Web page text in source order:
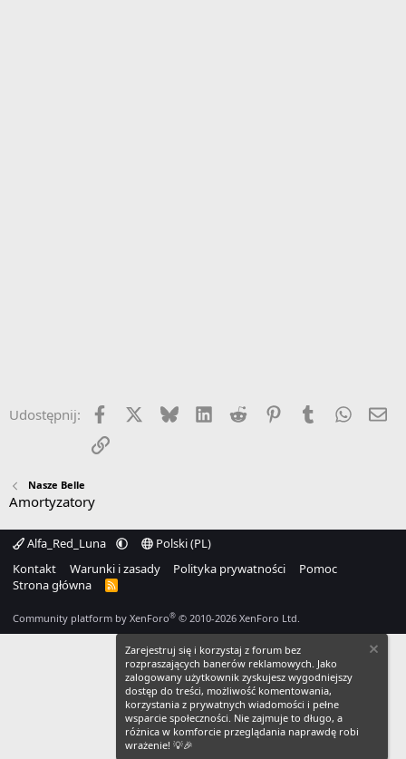
Udostępnij: Facebook Bluesky LinkedInReddit PinterestTumblr
Link
Nasze Belle
Amortyzatory
Alfa_Red_Luna
Polski (PL)
Kontakt
Warunki i zasady Polityka prywatności
Pomoc
Strona główna
R
Community platform by XenForo® © 2010-2026 XenForo Ltd.
Zarejestruj się i korzystaj z forum bez
rozpraszających banerów reklamowych. Jako
zalogowany użytkownik zyskujesz wygodniejszy
dostęp do treści, możliwość komentowania,
korzystania z prywatnych wiadomości i pełne
wsparcie społeczności. Nie zajmuje to długo, a
różnica w komforcie przeglądania naprawdę robi
wrażenie! 💡🎉